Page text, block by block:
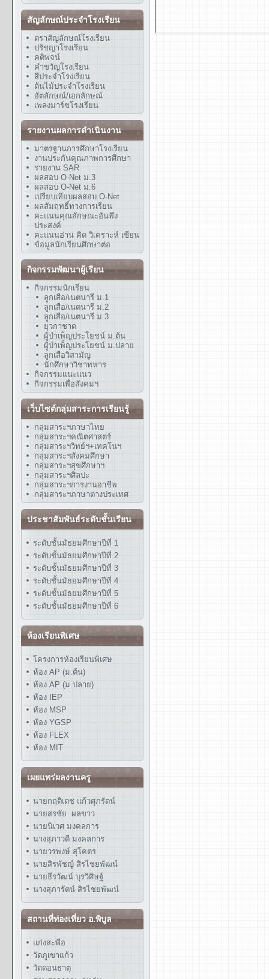
สัญลักษณ์ประจำโรงเรียน
ตราสัญลักษณ์โรงเรียน
ปรัชญาโรงเรียน
คติพจน์
คำขวัญโรงเรียน
สีประจำโรงเรียน
ต้นไม้ประจำโรงเรียน
อัตลักษณ์/เอกลักษณ์
เพลงมาร์ชโรงเรียน
รายงานผลการดำเนินงาน
มาตรฐานการศึกษาโรงเรียน
งานประกันคุณภาพการศึกษา
รายงาน SAR
ผลสอบ O-Net ม.3
ผลสอบ O-Net ม.6
เปรียบเทียบผลสอบ O-Net
ผลสัมฤทธิ์ทางการเรียน
คะแนนคุณลักษณะอันพึง
ประสงค์
คะแนนอ่าน คิด วิเคราะห์ เขียน
ข้อมูลนักเรียนศึกษาต่อ
กิจกรรมพัฒนาผู้เรียน
กิจกรรมนักเรียน
ลูกเสือ/เนตนารี ม.1
ลูกเสือ/เนตนารี ม.2
ลูกเสือ/เนตนารี ม.3
ยุวกาชาด
ผู้บำเพ็ญประโยชน์ ม.ต้น
ผู้บำเพ็ญประโยชน์ ม.ปลาย
ลูกเสือวิสามัญ
นักศึกษาวิชาทหาร
กิจกรรมแนะแนว
กิจกรรมเพื่อสังคมฯ
เว็บไซต์กลุ่มสาระการเรียนรู้
กลุ่มสาระฯภาษาไทย
กลุ่มสาระฯคณิตศาสตร์
กลุ่มสาระฯวิทย์ฯ+เทคโนฯ
กลุ่มสาระฯสังคมศึกษา
กลุ่มสาระฯสุขศึกษาฯ
กลุ่มสาระฯศิลปะ
กลุ่มสาระฯการงานอาชีพ
กลุ่มสาระฯภาษาต่างประเทศ
ประชาสัมพันธ์ระดับชั้นเรียน
ระดับชั้นมัธยมศึกษาปีที่ 1
ระดับชั้นมัธยมศึกษาปีที่ 2
ระดับชั้นมัธยมศึกษาปีที่ 3
ระดับชั้นมัธยมศึกษาปีที่ 4
ระดับชั้นมัธยมศึกษาปีที่ 5
ระดับชั้นมัธยมศึกษาปีที่ 6
ห้องเรียนพิเศษ
โครงการห้องเรียนพิเศษ
ห้อง AP (ม.ต้น)
ห้อง AP (ม.ปลาย)
ห้อง IEP
ห้อง MSP
ห้อง YGSP
ห้อง FLEX
ห้อง MIT
เผยแพร่ผลงานครู
นายกฤติเดช แก้วศุภรัตน์
นายสรชัย ผลขาว
นายนิเวศ มงคลการ
นางสุภาวดี มงคลการ
นายวรพงษ์ สุโคตร
นายสิรพัชญ์ สิรไชยพัฒน์
นายธีรวัฒน์ บุรวิศิษฐ์
นางสุภารัตน์ สิรไชยพัฒน์
สถานที่ท่องเที่ยว อ.พิบูล
แก่งสะพือ
วัดภูเขาแก้ว
วัดดอนธาตุ